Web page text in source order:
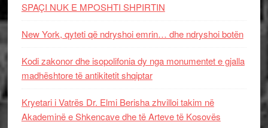
SPAÇI NUK E MPOSHTI SHPIRTIN
New York, qyteti që ndryshoi emrin… dhe ndryshoi botën
Kodi zakonor dhe isopolifonia dy nga monumentet e gjalla
madhështore të antikitetit shqiptar
Kryetari i Vatrës Dr. Elmi Berisha zhvilloi takim në
Akademinë e Shkencave dhe të Arteve të Kosovës